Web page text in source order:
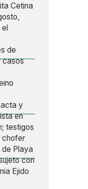
Cetina
el
de
casos
y
en
testigos
chofer
Playa
con
Ejido